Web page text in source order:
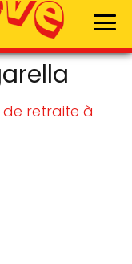
de retraite à